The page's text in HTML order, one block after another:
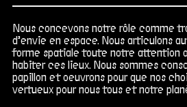
Nous concevons notre rôle comme
d’envie en espace. Nous articulons
forme spatiale toute notre attention
habiter ces lieux. Nous sommes
papillon et oeuvrons pour que nos
vertueux pour nous tous et notre